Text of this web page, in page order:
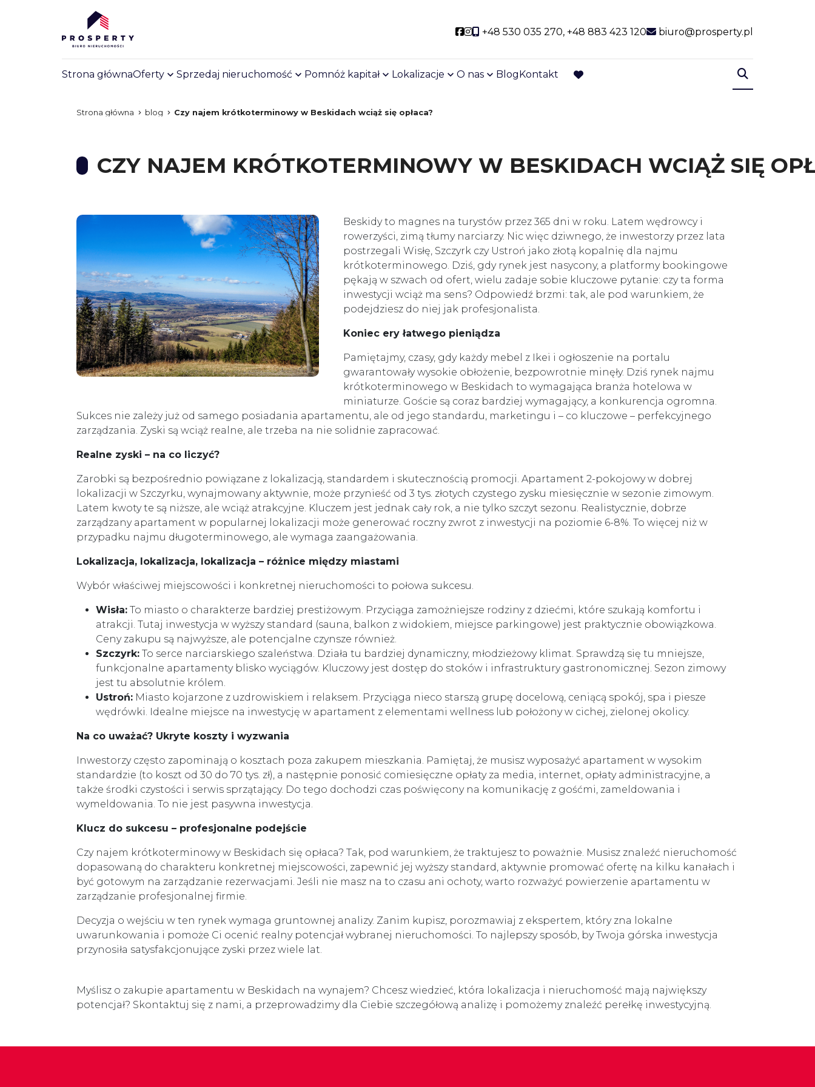
Social link
Social link
+48 530 035 270, +48 883 423 120 biuro@prosperty.pl
Strona głównaOferty Sprzedaj nieruchomość Pomnóż kapitał Lokalizacje O nas BlogKontakt
favorite
Strona główna blog Czy najem krótkoterminowy w Beskidach wciąż się opłaca?
CZY NAJEM KRÓTKOTERMINOWY W BESKIDACH WCIĄŻ SIĘ
Beskidy to magnes na turystów przez 365 dni w roku. Latem wędrowcy i
rowerzyści, zimą tłumy narciarzy. Nic więc dziwnego, że inwestorzy przez lata
postrzegali Wisłę, Szczyrk czy Ustroń jako złotą kopalnię dla najmu
krótkoterminowego. Dziś, gdy rynek jest nasycony, a platformy bookingowe
pękają w szwach od ofert, wielu zadaje sobie kluczowe pytanie: czy ta forma
inwestycji wciąż ma sens? Odpowiedź brzmi: tak, ale pod warunkiem, że
podejdziesz do niej jak profesjonalista.
Koniec ery łatwego pieniądza
Pamiętajmy, czasy, gdy każdy mebel z Ikei i ogłoszenie na portalu
gwarantowały wysokie obłożenie, bezpowrotnie minęły. Dziś rynek najmu
krótkoterminowego w Beskidach to wymagająca branża hotelowa w
miniaturze. Goście są coraz bardziej wymagający, a konkurencja ogromna.
Sukces nie zależy już od samego posiadania apartamentu, ale od jego standardu, marketingu i – co kluczowe – perfekcyjnego
zarządzania. Zyski są wciąż realne, ale trzeba na nie solidnie zapracować.
Realne zyski – na co liczyć?
Zarobki są bezpośrednio powiązane z lokalizacją, standardem i skutecznością promocji. Apartament 2-pokojowy w dobrej
lokalizacji w Szczyrku, wynajmowany aktywnie, może przynieść od 3 tys. złotych czystego zysku miesięcznie w sezonie zimowym.
Latem kwoty te są niższe, ale wciąż atrakcyjne. Kluczem jest jednak cały rok, a nie tylko szczyt sezonu. Realistycznie, dobrze
zarządzany apartament w popularnej lokalizacji może generować roczny zwrot z inwestycji na poziomie 6-8%. To więcej niż w
przypadku najmu długoterminowego, ale wymaga zaangażowania.
Lokalizacja, lokalizacja, lokalizacja – różnice między miastami
Wybór właściwej miejscowości i konkretnej nieruchomości to połowa sukcesu.
Wisła: To miasto o charakterze bardziej prestiżowym. Przyciąga zamożniejsze rodziny z dziećmi, które szukają komfortu i
atrakcji. Tutaj inwestycja w wyższy standard (sauna, balkon z widokiem, miejsce parkingowe) jest praktycznie obowiązkowa.
Ceny zakupu są najwyższe, ale potencjalne czynsze również.
Szczyrk: To serce narciarskiego szaleństwa. Działa tu bardziej dynamiczny, młodzieżowy klimat. Sprawdzą się tu mniejsze,
funkcjonalne apartamenty blisko wyciągów. Kluczowy jest dostęp do stoków i infrastruktury gastronomicznej. Sezon zimowy
jest tu absolutnie królem.
Ustroń: Miasto kojarzone z uzdrowiskiem i relaksem. Przyciąga nieco starszą grupę docelową, ceniącą spokój, spa i piesze
wędrówki. Idealne miejsce na inwestycję w apartament z elementami wellness lub położony w cichej, zielonej okolicy.
Na co uważać? Ukryte koszty i wyzwania
Inwestorzy często zapominają o kosztach poza zakupem mieszkania. Pamiętaj, że musisz wyposażyć apartament w wysokim
standardzie (to koszt od 30 do 70 tys. zł), a następnie ponosić comiesięczne opłaty za media, internet, opłaty administracyjne, a
także środki czystości i serwis sprzątający. Do tego dochodzi czas poświęcony na komunikację z gośćmi, zameldowania i
wymeldowania. To nie jest pasywna inwestycja.
Klucz do sukcesu – profesjonalne podejście
Czy najem krótkoterminowy w Beskidach się opłaca? Tak, pod warunkiem, że traktujesz to poważnie. Musisz znaleźć nieruchomość
dopasowaną do charakteru konkretnej miejscowości, zapewnić jej wyższy standard, aktywnie promować ofertę na kilku kanałach i
być gotowym na zarządzanie rezerwacjami. Jeśli nie masz na to czasu ani ochoty, warto rozważyć powierzenie apartamentu w
zarządzanie profesjonalnej firmie.
Decyzja o wejściu w ten rynek wymaga gruntownej analizy. Zanim kupisz, porozmawiaj z ekspertem, który zna lokalne
uwarunkowania i pomoże Ci ocenić realny potencjał wybranej nieruchomości. To najlepszy sposób, by Twoja górska inwestycja
przynosiła satysfakcjonujące zyski przez wiele lat.
Myślisz o zakupie apartamentu w Beskidach na wynajem? Chcesz wiedzieć, która lokalizacja i nieruchomość mają największy
potencjał? Skontaktuj się z nami, a przeprowadzimy dla Ciebie szczegółową analizę i pomożemy znaleźć perełkę inwestycyjną.